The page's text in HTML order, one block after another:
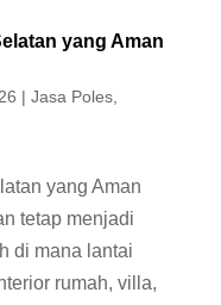
yang Aman
| Jasa Poles,
yang Aman
tetap menjadi
di mana lantai
rumah, villa,